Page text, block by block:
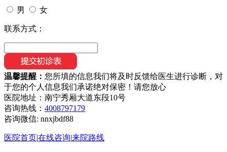
男 女
联系方式：
温馨提醒： 您所填的信息我们将及时反馈给医生进行诊断，对
于您的个人信息我们承诺绝对保密！请您放心
医院地址：南宁秀厢大道东段10号
咨询热线： 4008797179
咨询微信: nnxjbdf88
医院首页|在线咨询|来院路线